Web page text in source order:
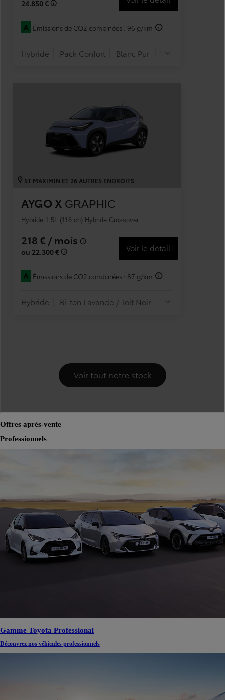
Offres après-vente
Professionnels
Gamme Toyota Professional
Découvrez nos véhicules professionnels